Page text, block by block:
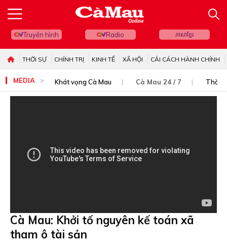
Truyền hình Radio ភាសាខ្មែរ
THỜI SỰ CHÍNH TRỊ KINH TẾ XÃ HỘI CẢI CÁCH HÀNH CHÍNH
MEDIA Khát vọng Cà Mau Cà Mau 24 / 7 Thời
Cà Mau: Khởi tố nguyên kế toán xã
tham ô tài sản